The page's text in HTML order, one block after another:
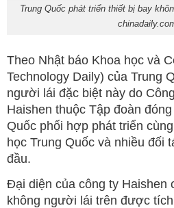
Trung Quốc phát triển thiết bị bay
Theo Nhật báo Khoa học và
Technology Daily) của Trung
người lái đặc biệt này do
Haishen thuộc Tập đoàn
Quốc phối hợp phát triển
học Trung Quốc và nhiều đối
đầu.
Đại diện của công ty Haishen
không người lái trên được